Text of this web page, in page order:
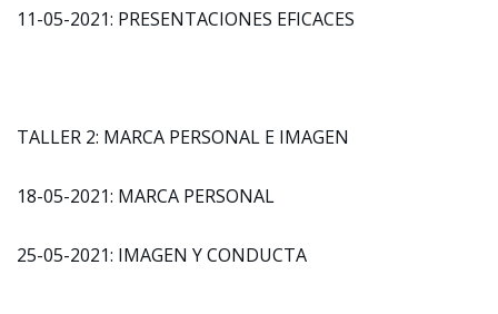
11-05-2021: PRESENTACIONES EFICACES
TALLER 2: MARCA PERSONAL E IMAGEN
18-05-2021: MARCA PERSONAL
25-05-2021: IMAGEN Y CONDUCTA